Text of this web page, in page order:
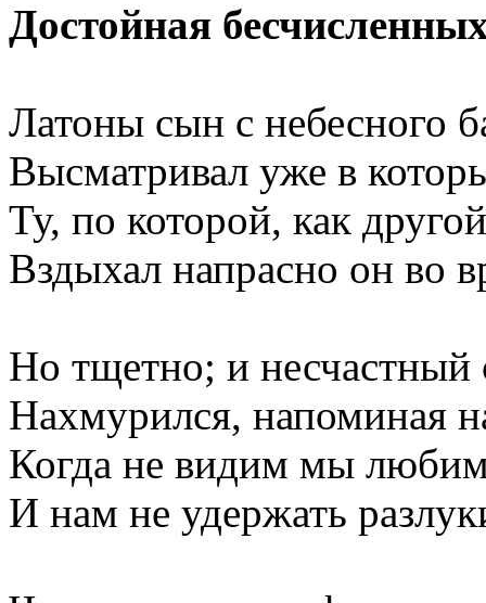
Достойная
Латоны сын с небесного
Высматривал уже в
Ту, по которой, как
Вздыхал напрасно он во
Но тщетно; и несчастный
Нахмурился, напоминая
Когда не видим мы
И нам не удержать